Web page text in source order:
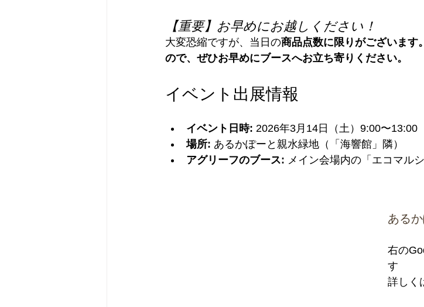
【重要】お早めにお越しください！
大変恐縮ですが、当日の商品点数に限りがございます
ので、ぜひお早めにブースへお立ち寄りください。
イベント出展情報
イベント日時: 2026年3月14日（土）9:00〜13:00
場所: あるかぽーと親水緑地（「海響館」隣）
アグリーフのブース: メイン会場内の「エコマル
ある
右の
す
詳しく